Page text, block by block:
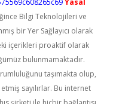
Yasal
Bilgi Teknolojileri ve
bir Yer Sağlayıcı olarak
içerikleri proaktif olarak
bulunmamaktadır.
taşımakta olup,
sayılırlar. Bu internet